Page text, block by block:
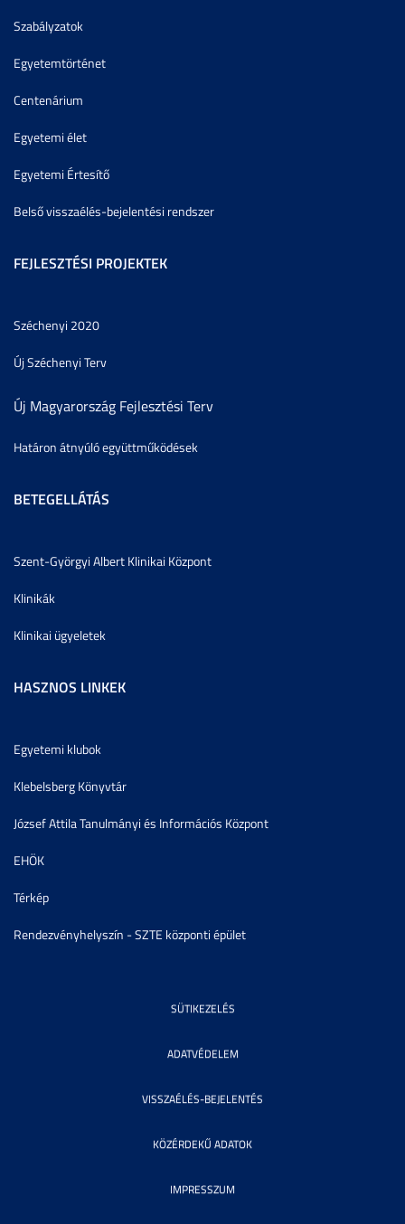
Szabályzatok
Egyetemtörténet
Centenárium
Egyetemi élet
Egyetemi Értesítő
Belső visszaélés-bejelentési rendszer
FEJLESZTÉSI PROJEKTEK
Széchenyi 2020
Új Széchenyi Terv
Új Magyarország Fejlesztési Terv
Határon átnyúló együttműködések
BETEGELLÁTÁS
Szent-Györgyi Albert Klinikai Központ
Klinikák
Klinikai ügyeletek
HASZNOS LINKEK
Egyetemi klubok
Klebelsberg Könyvtár
József Attila Tanulmányi és Információs Központ
EHÖK
Térkép
Rendezvényhelyszín - SZTE központi épület
SÜTIKEZELÉS
ADATVÉDELEM
VISSZAÉLÉS-BEJELENTÉS
KÖZÉRDEKŰ ADATOK
IMPRESSZUM